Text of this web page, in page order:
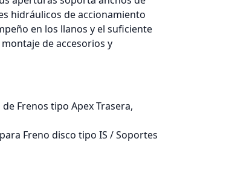
hidráulicos de accionamiento
en los llanos y el suficiente
de accesorios y
Frenos tipo Apex Trasera,
Freno disco tipo IS / Soportes